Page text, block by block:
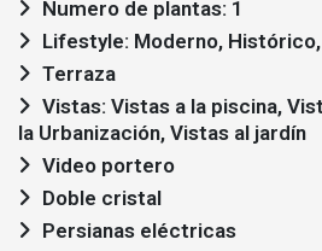
Numero de plantas: 1
Lifestyle: Moderno,
Terraza
la Urbanización, Vistas al jardín
Video portero
Doble cristal
Persianas eléctricas